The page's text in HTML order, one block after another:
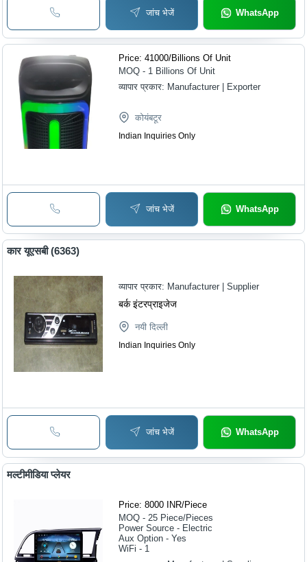
जांच भेजें WhatsApp
Price: 41000/Billions Of Unit
MOQ - 1 Billions Of Unit
व्यापार प्रकार: Manufacturer | Exporter
कोयंबटूर
Indian Inquiries Only
जांच भेजें WhatsApp
कार यूएसबी (6363)
व्यापार प्रकार: Manufacturer | Supplier
बर्क इंटरप्राइजेज
नयी दिल्ली
Indian Inquiries Only
जांच भेजें WhatsApp
मल्टीमीडिया प्लेयर
Price: 8000 INR/Piece
MOQ - 25 Piece/Pieces
Power Source - Electric
Aux Option - Yes
WiFi - 1